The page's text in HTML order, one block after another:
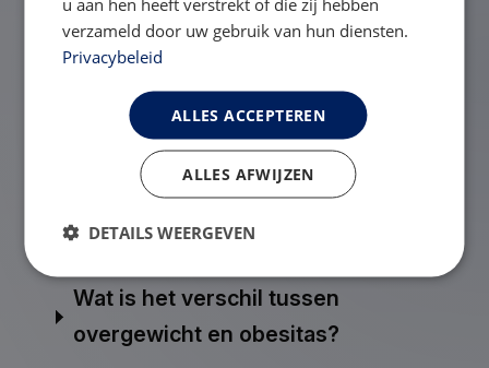
Herstel na een maagverkleining:
zo zien je eerste dagen eruit
Verandert er iets in mijn sociale
Wat is het verschil tussen
overgewicht en obesitas?
verzameld door uw gebruik van hun diensten.
Privacybeleid
ALLES ACCEPTEREN
ALLES AFWIJZEN
DETAILS WEERGEVEN